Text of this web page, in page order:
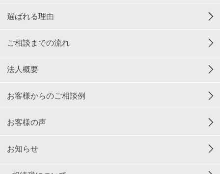
選ばれる理由
ご相談までの流れ
法人概要
お客様からのご相談例
お客様の声
お知らせ